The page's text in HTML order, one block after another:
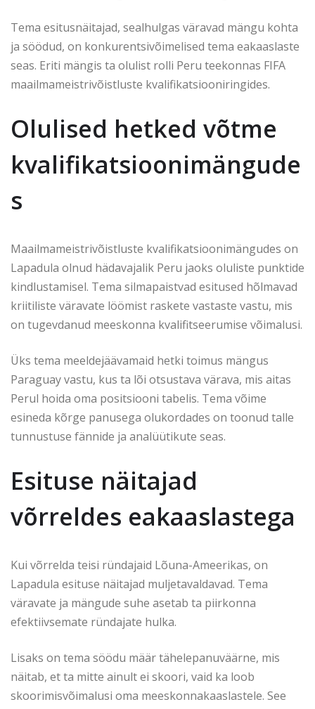
Tema esitusnäitajad, sealhulgas väravad mängu kohta
ja söödud, on konkurentsivõimelised tema eakaaslaste
seas. Eriti mängis ta olulist rolli Peru teekonnas FIFA
maailmameistrivõistluste kvalifikatsiooniringides.
Olulised hetked võtme
kvalifikatsioonimängude
s
Maailmameistrivõistluste kvalifikatsioonimängudes on
Lapadula olnud hädavajalik Peru jaoks oluliste punktide
kindlustamisel. Tema silmapaistvad esitused hõlmavad
kriitiliste väravate löömist raskete vastaste vastu, mis
on tugevdanud meeskonna kvalifitseerumise võimalusi.
Üks tema meeldejäävamaid hetki toimus mängus
Paraguay vastu, kus ta lõi otsustava värava, mis aitas
Perul hoida oma positsiooni tabelis. Tema võime
esineda kõrge panusega olukordades on toonud talle
tunnustuse fännide ja analüütikute seas.
Esituse näitajad
võrreldes eakaaslastega
Kui võrrelda teisi ründajaid Lõuna-Ameerikas, on
Lapadula esituse näitajad muljetavaldavad. Tema
väravate ja mängude suhe asetab ta piirkonna
efektiivsemate ründajate hulka.
Lisaks on tema söödu määr tähelepanuväärne, mis
näitab, et ta mitte ainult ei skoori, vaid ka loob
skoorimisvõimalusi oma meeskonnakaaslastele. See